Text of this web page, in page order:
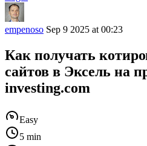
empenoso Sep 9 2025 at 00:23
Как получать
сайтов в Эксель на
investing.com
Easy
5 min